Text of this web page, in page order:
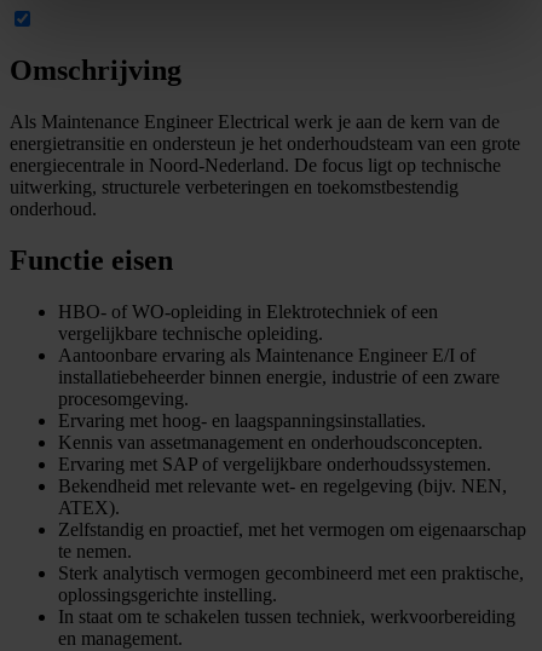
Omschrijving
Als Maintenance Engineer Electrical werk je aan de kern van de
energietransitie en ondersteun je het onderhoudsteam van een grote
energiecentrale in Noord-Nederland. De focus ligt op technische
uitwerking, structurele verbeteringen en toekomstbestendig
onderhoud.
Functie eisen
HBO- of WO-opleiding in Elektrotechniek of een
vergelijkbare technische opleiding.
Aantoonbare ervaring als Maintenance Engineer E/I of
installatiebeheerder binnen energie, industrie of een zware
procesomgeving.
Ervaring met hoog- en laagspanningsinstallaties.
Kennis van assetmanagement en onderhoudsconcepten.
Ervaring met SAP of vergelijkbare onderhoudssystemen.
Bekendheid met relevante wet- en regelgeving (bijv. NEN,
ATEX).
Zelfstandig en proactief, met het vermogen om eigenaarschap
te nemen.
Sterk analytisch vermogen gecombineerd met een praktische,
oplossingsgerichte instelling.
In staat om te schakelen tussen techniek, werkvoorbereiding
en management.